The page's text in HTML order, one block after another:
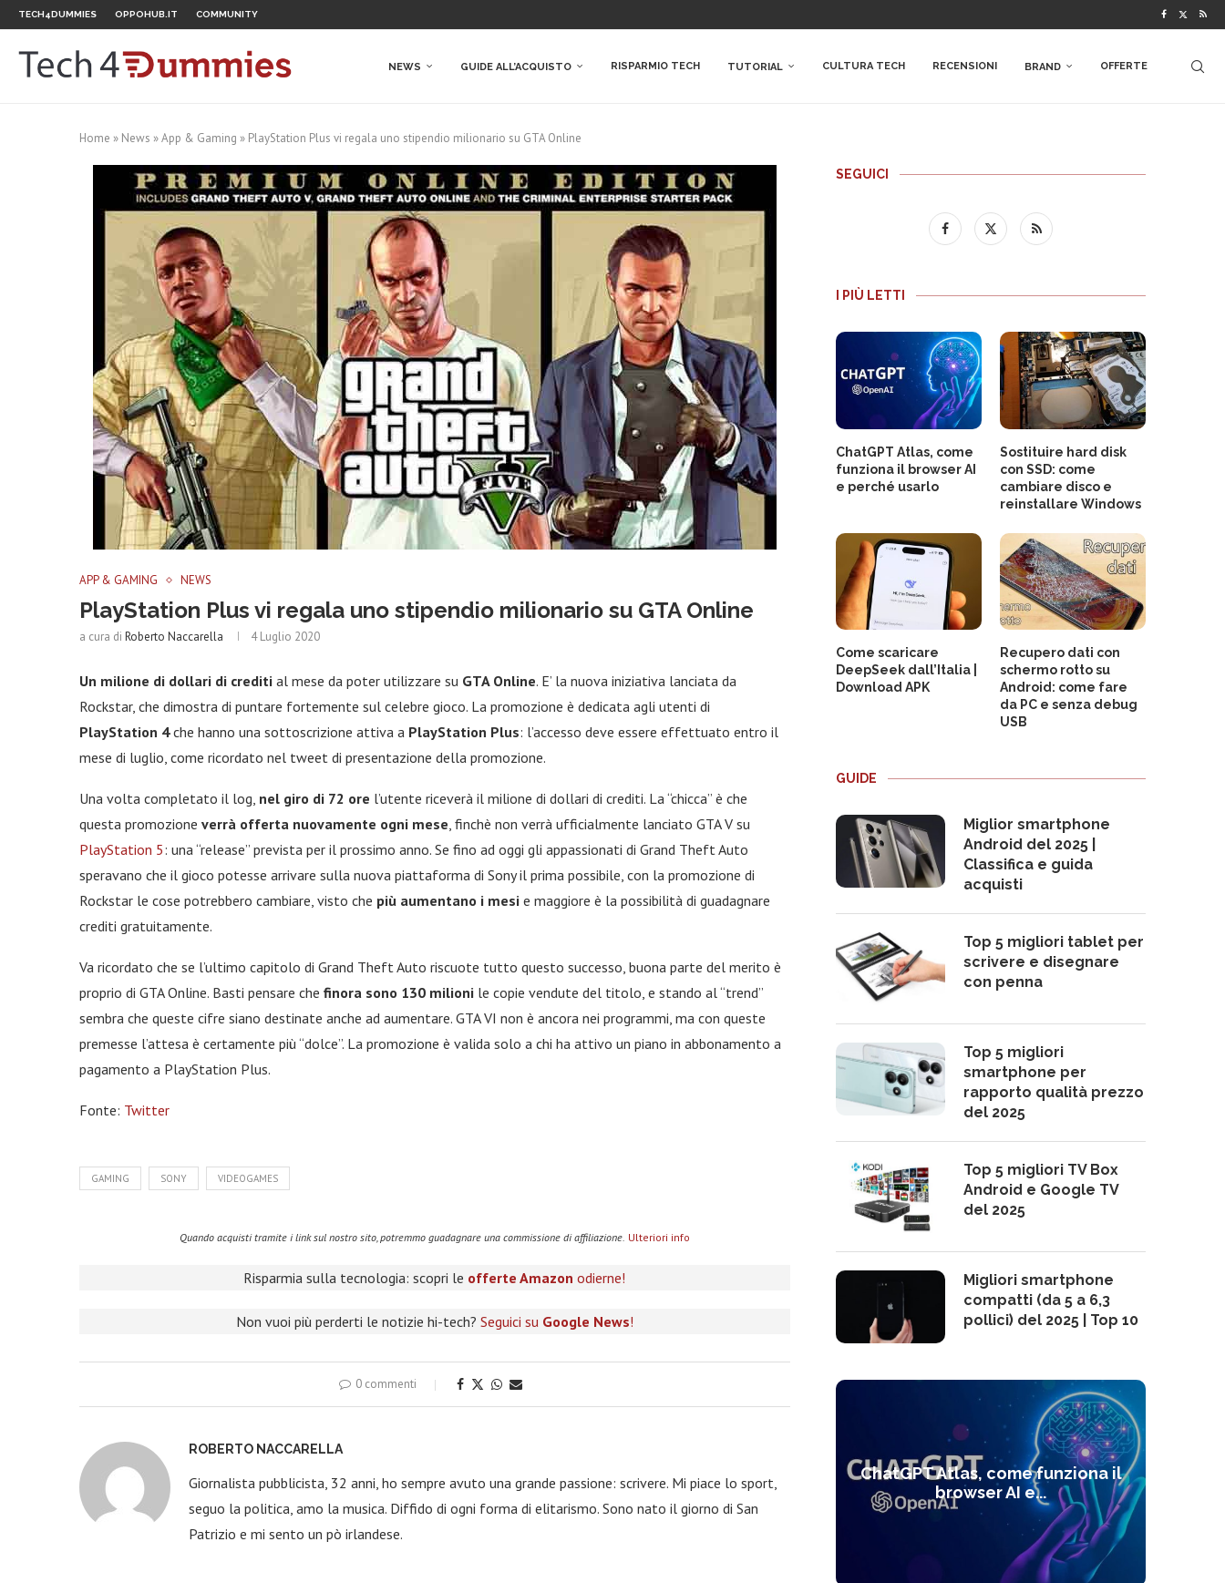
TECH4DUMMIES OPPOHUB.IT COMMUNITY
NEWS GUIDE ALL’ACQUISTO RISPARMIO TECH TUTORIAL CULTURA TECH RECENSIONI BRAND OFFERTE
Home » News »App & Gaming » PlayStation Plus vi regala uno stipendio milionario su GTA Online
APP & GAMING NEWS
PlayStation Plus vi regala uno stipendio milionario su GTA Online
a cura di Roberto Naccarella 4 Luglio 2020
Un milione di dollari di crediti al mese da poter utilizzare su GTA Online. E’ la nuova iniziativa lanciata da
Rockstar, che dimostra di puntare fortemente sul celebre gioco. La promozione è dedicata agli utenti di
PlayStation 4che hanno una sottoscrizione attiva a PlayStation Plus: l’accesso deve essere effettuato entro il
mese di luglio, come ricordato nel tweet di presentazione della promozione.
Una volta completato il log, nel giro di 72 ore l’utente riceverà il milione di dollari di crediti. La “chicca” è che
questa promozione verrà offerta nuovamente ogni mese, finchè non verrà ufficialmente lanciato GTA V su
PlayStation 5: una “release” prevista per il prossimo anno. Se fino ad oggi gli appassionati di Grand Theft Auto
speravano che il gioco potesse arrivare sulla nuova piattaforma di Sony il prima possibile, con la promozione di
Rockstar le cose potrebbero cambiare, visto che più aumentano i mesi e maggiore è la possibilità di guadagnare
crediti gratuitamente.
Va ricordato che se l’ultimo capitolo di Grand Theft Auto riscuote tutto questo successo, buona parte del merito è
proprio di GTA Online. Basti pensare che finora sono 130 milioni le copie vendute del titolo, e stando al “trend”
sembra che queste cifre siano destinate anche ad aumentare. GTA VI non è ancora nei programmi, ma con queste
premesse l’attesa è certamente più “dolce”. La promozione è valida solo a chi ha attivo un piano in abbonamento a
pagamento a PlayStation Plus.
Fonte: Twitter
GAMING SONY VIDEOGAMES
Quando acquisti tramite i link sul nostro sito, potremmo guadagnare una commissione di affiliazione. Ulteriori info
Risparmia sulla tecnologia: scopri le offerte Amazon odierne!
Non vuoi più perderti le notizie hi-tech? Seguici su Google News!
0 commenti
ROBERTO NACCARELLA
Giornalista pubblicista, 32 anni, ho sempre avuto una grande passione: scrivere. Mi piace lo sport,
seguo la politica, amo la musica. Diffido di ogni forma di elitarismo. Sono nato il giorno di San
Patrizio e mi sento un pò irlandese.
SEGUICI
I PIÙ LETTI
ChatGPT Atlas, come
funziona il browser AI
e perché usarlo
Sostituire hard disk
con SSD: come
cambiare disco e
reinstallare Windows
Come scaricare
DeepSeek dall’Italia |
Download APK
Recupero dati con
schermo rotto su
Android: come fare
da PC e senza debug
USB
GUIDE
Miglior smartphone
Android del 2025 |
Classifica e guida
acquisti
Top 5 migliori tablet per
scrivere e disegnare
con penna
Top 5 migliori
smartphone per
rapporto qualità prezzo
del 2025
Top 5 migliori TV Box
Android e Google TV
del 2025
Migliori smartphone
compatti (da 5 a 6,3
pollici) del 2025 | Top 10
ChatGPT Atlas, come funziona il
browser AI e...